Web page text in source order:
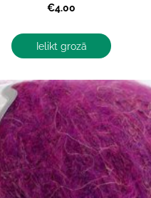
€4.00
Ielikt grozā